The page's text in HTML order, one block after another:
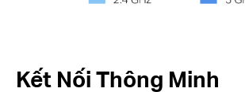
Kết Nối Thông Minh